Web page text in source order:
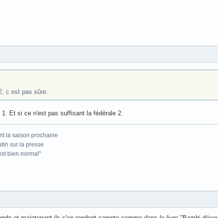
c est pas sûre.
Et si ce n'est pas suffisant la fédérale 2.
la saison prochaine
sur la presse
bien normal"